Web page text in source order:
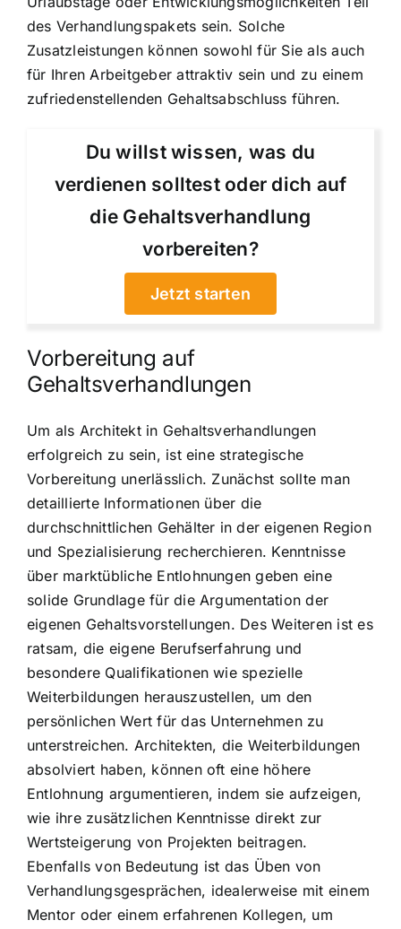
des Verhandlungspakets sein. Solche
Zusatzleistungen können sowohl für Sie als auch
für Ihren Arbeitgeber attraktiv sein und zu einem
zufriedenstellenden Gehaltsabschluss führen.
Du willst wissen, was du
verdienen solltest oder dich auf
die Gehaltsverhandlung
vorbereiten?
Jetzt starten
Vorbereitung auf
Gehaltsverhandlungen
Um als Architekt in Gehaltsverhandlungen
erfolgreich zu sein, ist eine strategische
Vorbereitung unerlässlich. Zunächst sollte man
detaillierte Informationen über die
durchschnittlichen Gehälter in der eigenen Region
und Spezialisierung recherchieren. Kenntnisse
über marktübliche Entlohnungen geben eine
solide Grundlage für die Argumentation der
eigenen Gehaltsvorstellungen. Des Weiteren ist es
ratsam, die eigene Berufserfahrung und
besondere Qualifikationen wie spezielle
Weiterbildungen herauszustellen, um den
persönlichen Wert für das Unternehmen zu
unterstreichen. Architekten, die Weiterbildungen
absolviert haben, können oft eine höhere
Entlohnung argumentieren, indem sie aufzeigen,
wie ihre zusätzlichen Kenntnisse direkt zur
Wertsteigerung von Projekten beitragen.
Ebenfalls von Bedeutung ist das Üben von
Verhandlungsgesprächen, idealerweise mit einem
Mentor oder einem erfahrenen Kollegen, um